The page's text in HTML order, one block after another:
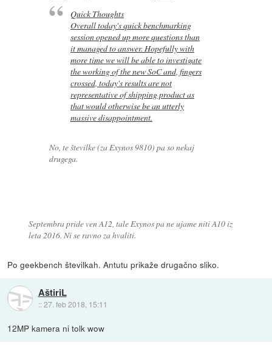
Quick Thoughts
Overall today's quick benchmarking
session opened up more questions than
it managed to answer. Hopefully with
more time we will be able to investigate
the working of the new SoC and, fingers
crossed, today's results are not
representative of shipping product as
that would otherwise be an utterly
massive disappointment.
No, te številke (za Exynos 9810) pa so nekaj
drugega.
Septembra pride ven A12, tale Exynos pa ne ujame niti A10 iz
leta 2016. Ni se ravno za hvaliti.
Po geekbench številkah. Antutu prikaže drugačno sliko.
AštiriL
::27. feb 2018, 15:11
12MP kamera ni tolk wow